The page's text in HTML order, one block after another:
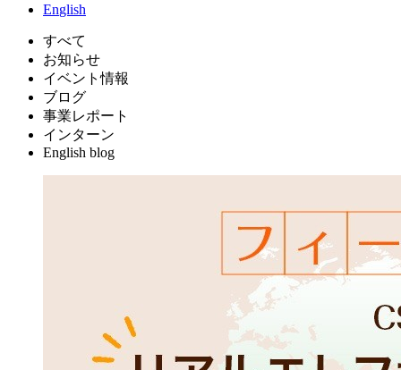
English
すべて
お知らせ
イベント情報
ブログ
事業レポート
インターン
English blog